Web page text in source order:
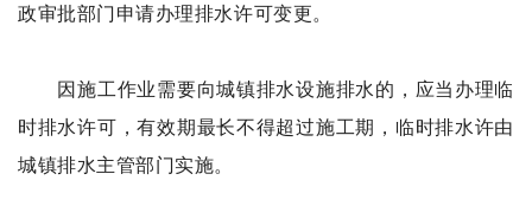
政审批部门申请办理排水许可变更。
因施工作业需要向城镇排水设施排水的，应当办理临
时排水许可，有效期最长不得超过施工期，临时排水许由
城镇排水主管部门实施。